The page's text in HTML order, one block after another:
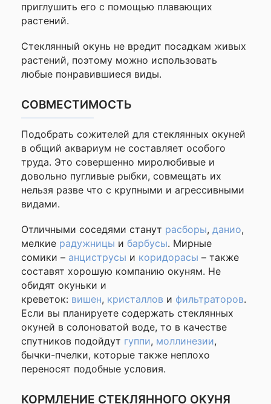
приглушить его с помощью плавающих
растений.
Стеклянный окунь не вредит посадкам живых
растений, поэтому можно использовать
любые понравившиеся виды.
СОВМЕСТИМОСТЬ
Подобрать сожителей для стеклянных окуней
в общий аквариум не составляет особого
труда. Это совершенно миролюбивые и
довольно пугливые рыбки, совмещать их
нельзя разве что с крупными и агрессивными
видами.
Отличными соседями станут расборы, данио,
мелкие радужницы и барбусы. Мирные
сомики – анциструсы и коридорасы – также
составят хорошую компанию окуням. Не
обидят окуньки и
креветок: вишен, кристаллов и фильтраторов.
Если вы планируете содержать стеклянных
окуней в солоноватой воде, то в качестве
спутников подойдут гуппи, моллинезии,
бычки-пчелки, которые также неплохо
переносят подобные условия.
КОРМЛЕНИЕ СТЕКЛЯННОГО ОКУНЯ